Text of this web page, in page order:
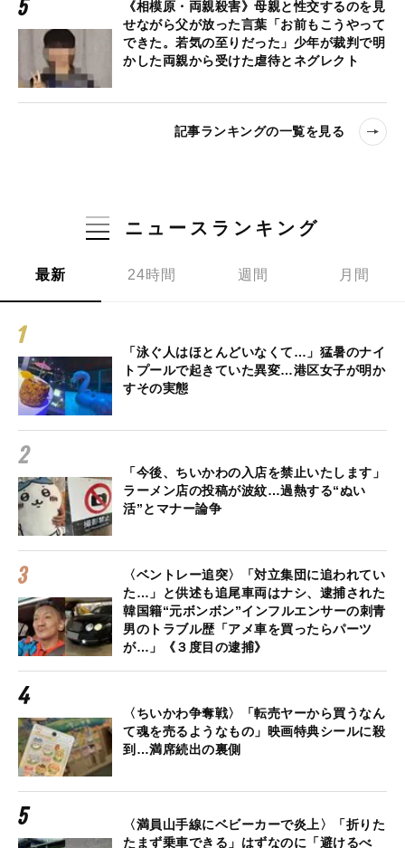
《相模原・両親殺害》母親と性交するのを見
せながら父が放った言葉「お前もこうやって
できた。若気の至りだった」少年が裁判で明
かした両親から受けた虐待とネグレクト
記事ランキングの一覧を見る
ニュースランキング
最新 24時間 週間 月間
「泳ぐ人はほとんどいなくて…」猛暑のナイ
トプールで起きていた異変…港区女子が明か
すその実態
「今後、ちいかわの入店を禁止いたします」
ラーメン店の投稿が波紋…過熱する“ぬい
活”とマナー論争
〈ベントレー追突〉「対立集団に追われてい
た…」と供述も追尾車両はナシ、逮捕された
韓国籍“元ボンボン”インフルエンサーの刺青
男のトラブル歴「アメ車を買ったらパーツ
が…」《３度目の逮捕》
〈ちいかわ争奪戦〉「転売ヤーから買うなん
て魂を売るようなもの」映画特典シールに殺
到…満席続出の裏側
〈満員山手線にベビーカーで炎上〉「折りた
たまず乗車できる」はずなのに「避けるべ